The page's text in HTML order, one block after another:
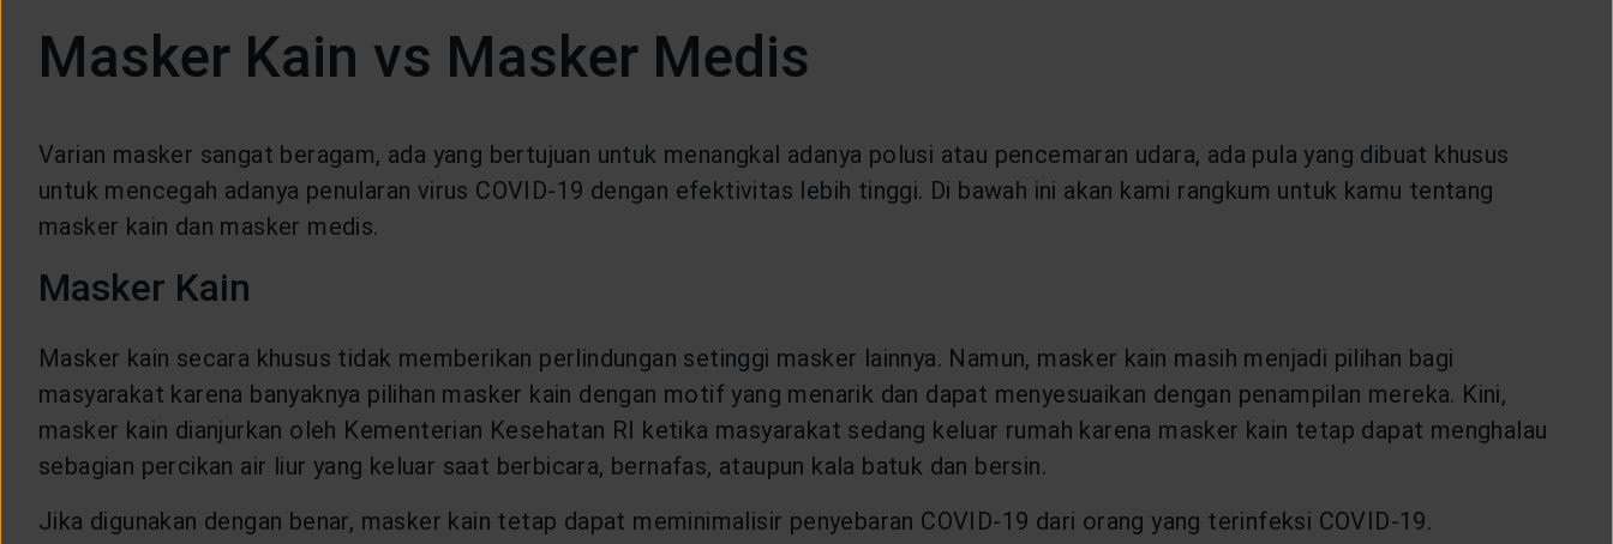
Masker Kain vs Masker Medis
Varian masker sangat beragam, ada yang bertujuan untuk menangkal adanya polusi atau pencemaran udara, ada pula yang dibuat khusus
untuk mencegah adanya penularan virus COVID-19 dengan efektivitas lebih tinggi. Di bawah ini akan kami rangkum untuk kamu tentang
masker kain dan masker medis.
Masker Kain
Masker kain secara khusus tidak memberikan perlindungan setinggi masker lainnya. Namun, masker kain masih menjadi pilihan bagi
masyarakat karena banyaknya pilihan masker kain dengan motif yang menarik dan dapat menyesuaikan dengan penampilan mereka. Kini,
masker kain dianjurkan oleh Kementerian Kesehatan RI ketika masyarakat sedang keluar rumah karena masker kain tetap dapat menghalau
sebagian percikan air liur yang keluar saat berbicara, bernafas, ataupun kala batuk dan bersin.
Jika digunakan dengan benar, masker kain tetap dapat meminimalisir penyebaran COVID-19 dari orang yang terinfeksi COVID-19.